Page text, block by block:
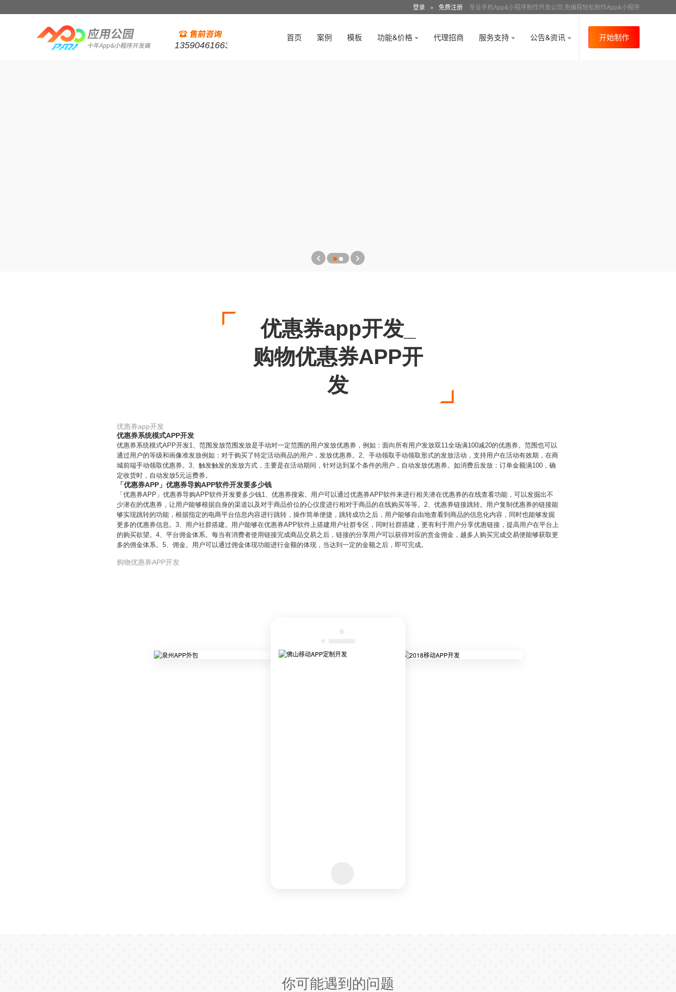
登录 ● 免费注册 专业手机App&小程序制作开发公司,免编程轻松制作App&小程序
13590461663
首页 案例 模板 功能&价格 代理招商 服务支持 公告&资讯 开始制作
优惠券app开发_
购物优惠券APP开
发
优惠券app开发
优惠券系统模式APP开发
优惠券系统模式APP开发1、范围发放范围发放是手动对一定范围的用户发放优惠券，例如：面向所有用户发放双11全场满100减20的优惠券。范围也可以
通过用户的等级和画像准发放例如：对于购买了特定活动商品的用户，发放优惠券。2、手动领取手动领取形式的发放活动，支持用户在活动有效期，在商
城前端手动领取优惠券。3、触发触发的发放方式，主要是在活动期间，针对达到某个条件的用户，自动发放优惠券。如消费后发放：订单金额满100，确
定收货时，自动发放5元运费券。
「优惠券APP」优惠券导购APP软件开发要多少钱
「优惠券APP」优惠券导购APP软件开发要多少钱1、优惠券搜索。用户可以通过优惠券APP软件来进行相关潜在优惠券的在线查看功能，可以发掘出不
少潜在的优惠券，让用户能够根据自身的渠道以及对于商品价位的心仪度进行相对于商品的在线购买等等。2、优惠券链接跳转。用户复制优惠券的链接能
够实现跳转的功能，根据指定的电商平台信息内容进行跳转，操作简单便捷，跳转成功之后，用户能够自由地查看到商品的信息化内容，同时也能够发掘
更多的优惠券信息。3、用户社群搭建。用户能够在优惠券APP软件上搭建用户社群专区，同时社群搭建，更有利于用户分享优惠链接，提高用户在平台上
的购买欲望。4、平台佣金体系。每当有消费者使用链接完成商品交易之后，链接的分享用户可以获得对应的赏金佣金，越多人购买完成交易便能够获取更
多的佣金体系。5、佣金。用户可以通过佣金体现功能进行金额的体现，当达到一定的金额之后，即可完成。
购物优惠券APP开发
你可能遇到的问题